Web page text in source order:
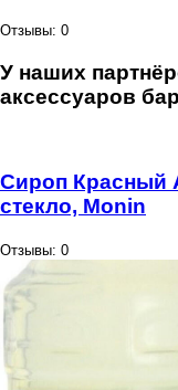
Отзывы: 0
У наших
аксессуаров
Сироп Красный
стекло, Monin
Отзывы: 0